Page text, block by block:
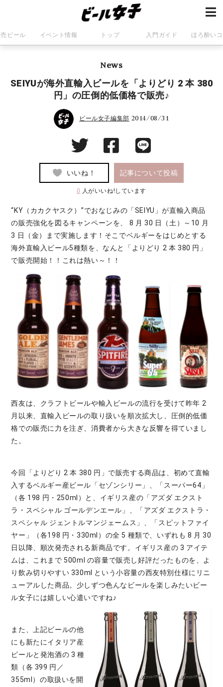
ビール イベント情報 トップ 入門ガイド ほろ酔い
News
SEIYUが海外直輸入ビールを「よりどり 2 本 380
円」の圧倒的低価格で販売♪
ビール女子編集部 2014/08/31
いいね！ 記事について投稿
0 人がいいね!しています
“KY（カカクヤスク）”でおなじみの「SEIYU」が直輸入商品
の販売強化を図るキャンペーンを、 8 月 30 日（土）～10 月
3 日（金）まで実施します！そこでベルギーをはじめとする
海外直輸入ビール5種類を、なんと「よりどり 2 本 380 円」
で販売開始！！これは熱い～！！
西友は、クラフトビールや輸入ビールの流行を受けて昨年 2
月以来、直輸入ビールの取り扱いを順次拡大し、圧倒的低価
格での販売に力を注ぎ、消費者から大きな反響を得ていまし
た。
今回「よりどり 2 本 380 円」で販売する商品は、初めて直輸
入するベルギー産ビール「セゾンシリー」、「スーパー64」
（各 198 円・250ml）と、イギリス産の「アズダ エクスト
ラ・スペシャル ゴールデンエール」、「アズダ エクストラ・
スペシャル ジェントルマンジェームス」、「スピットファイ
ヤー」（各198 円・330ml）の全 5 種類で、いずれも 8 月 30
日以降、順次発売される新商品です。イギリス産の 3 アイテ
ムは、これまで 500ml の容量で販売し好評だったものを、よ
り飲み切りやすい 330ml という小容量の西友特別仕様にリニ
ューアルした商品。少しずつ色んなビールを楽しみたいビー
ル女子には嬉しい心遣いですね♪
また、上記ビールの他
にも新たにイタリア産
ビールと発泡酒の 3 種
類（各 399 円／
355ml）の取扱いを開